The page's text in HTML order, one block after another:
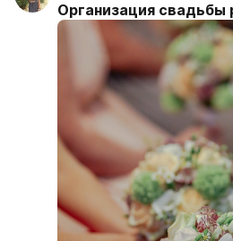
Организация свадьбы